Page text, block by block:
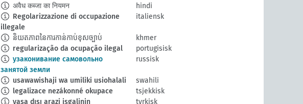
अवैध कब्जा का नियमन
hindi
Regolarizzazione di occupazione
illegale
italiensk
និយតភាពនៃការកាន់កាប់ខុសច្បាប់
khmer
regularização da ocupação ilegal
portugisisk
узаконивание самовольно
занятой земли
russisk
usawawishaji wa umiliki usiohalali
swahili
legalizace nezákonné okupace
tsjekkisk
yasa dışı arazi işgalinin
tyrkisk